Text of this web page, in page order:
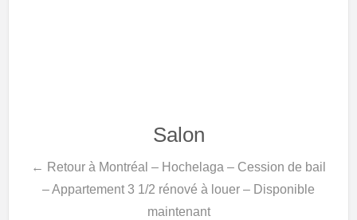
Salon
← Retour à Montréal – Hochelaga – Cession de bail
– Appartement 3 1/2 rénové à louer – Disponible
maintenant